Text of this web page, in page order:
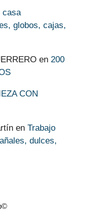
casa
globos, cajas,
en 200
CON
en Trabajo
dulces,